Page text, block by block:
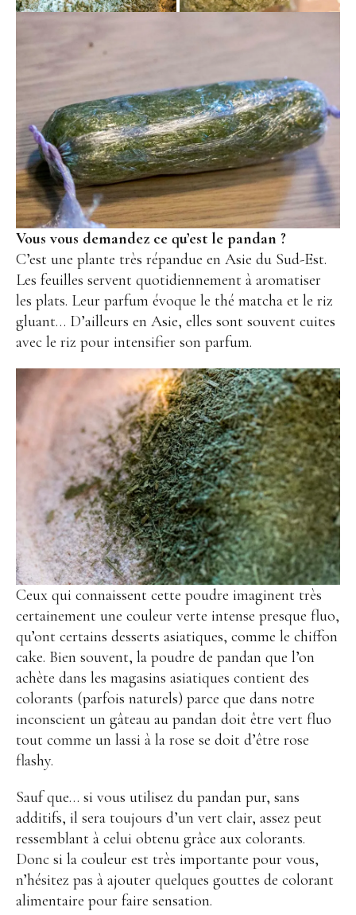
Vous vous demandez ce qu’est le pandan ?
C’est une plante très répandue en Asie du Sud-Est.
Les feuilles servent quotidiennement à aromatiser
les plats. Leur parfum évoque le thé matcha et le riz
gluant… D’ailleurs en Asie, elles sont souvent cuites
avec le riz pour intensifier son parfum.
Ceux qui connaissent cette poudre imaginent très
certainement une couleur verte intense presque fluo,
qu’ont certains desserts asiatiques, comme le chiffon
cake. Bien souvent, la poudre de pandan que l’on
achète dans les magasins asiatiques contient des
colorants (parfois naturels) parce que dans notre
inconscient un gâteau au pandan doit être vert fluo
tout comme un lassi à la rose se doit d’être rose
flashy.
Sauf que… si vous utilisez du pandan pur, sans
additifs, il sera toujours d’un vert clair, assez peut
ressemblant à celui obtenu grâce aux colorants.
Donc si la couleur est très importante pour vous,
n’hésitez pas à ajouter quelques gouttes de colorant
alimentaire pour faire sensation.